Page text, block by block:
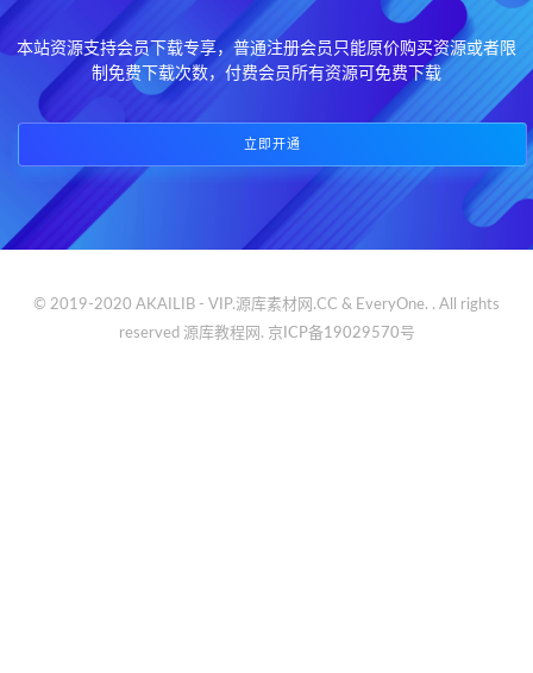
本站资源支持会员下载专享，普通注册会员只能原价购买资源或者限
制免费下载次数，付费会员所有资源可免费下载
立即开通
© 2019-2020 AKAILIB - VIP.源库素材网.CC & EveryOne. . All rights
reserved 源库教程网. 京ICP备19029570号